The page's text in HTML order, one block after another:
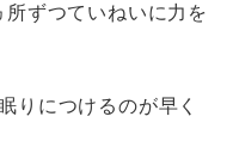
ずつていねいに力を
りにつけるのが早く